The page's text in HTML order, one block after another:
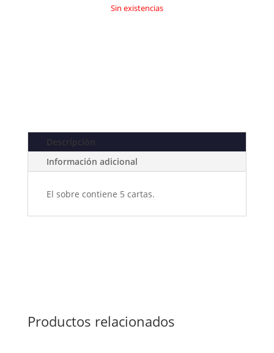
Sin existencias
Descripción
Información adicional
El sobre contiene 5 cartas.
Productos relacionados